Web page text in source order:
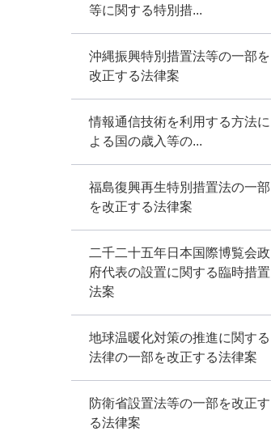
等に関する特別措...
沖縄振興特別措置法等の一部を
改正する法律案
情報通信技術を利用する方法に
よる国の歳入等の...
福島復興再生特別措置法の一部
を改正する法律案
二千二十五年日本国際博覧会政
府代表の設置に関する臨時措置
法案
地球温暖化対策の推進に関する
法律の一部を改正する法律案
防衛省設置法等の一部を改正す
る法律案